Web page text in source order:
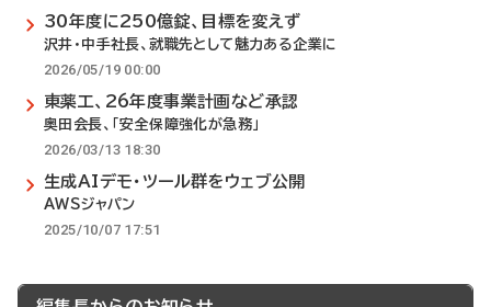
30年度に250億錠、目標を変えず
沢井・中手社長、就職先として魅力ある企業に
2026/05/19 00:00
東薬工、26年度事業計画など承認
奥田会長、「安全保障強化が急務」
2026/03/13 18:30
生成AIデモ・ツール群をウェブ公開
AWSジャパン
2025/10/07 17:51